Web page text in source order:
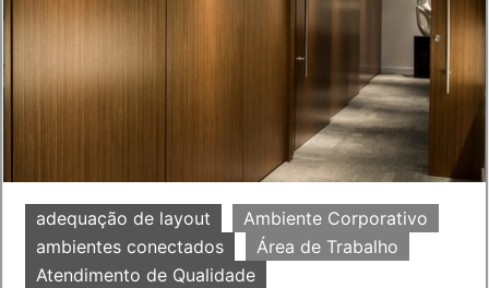
adequação de layout
Ambiente Corporativo
ambientes conectados
Área de Trabalho
Atendimento de Qualidade